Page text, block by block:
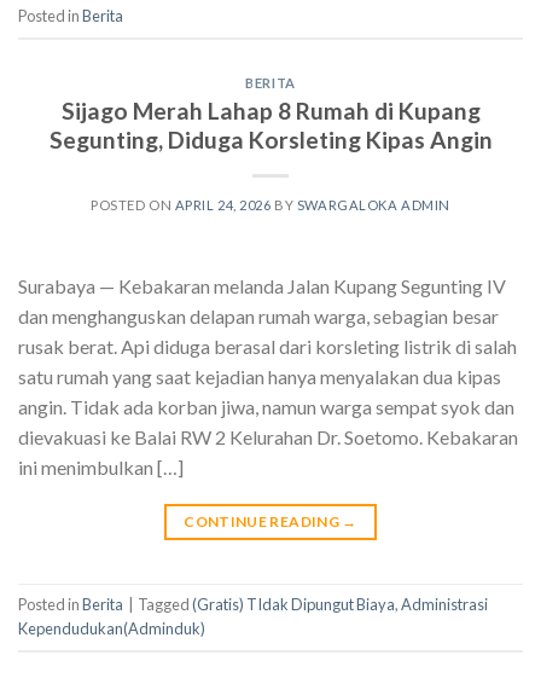
Posted inBerita
BERITA
Sijago Merah Lahap 8 Rumah di Kupang
Segunting, Diduga Korsleting Kipas Angin
POSTED ON APRIL 24, 2026 BY SWARGALOKA ADMIN
Surabaya — Kebakaran melanda Jalan Kupang Segunting IV
dan menghanguskan delapan rumah warga, sebagian besar
rusak berat. Api diduga berasal dari korsleting listrik di salah
satu rumah yang saat kejadian hanya menyalakan dua kipas
angin. Tidak ada korban jiwa, namun warga sempat syok dan
dievakuasi ke Balai RW 2 Kelurahan Dr. Soetomo. Kebakaran
ini menimbulkan […]
CONTINUE READING →
Posted inBerita Tagged(Gratis) TIdak Dipungut Biaya,Administrasi
Kependudukan(Adminduk)